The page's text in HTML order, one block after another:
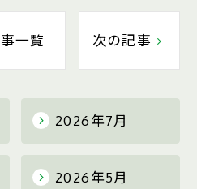
2026年7月
2026年5月
一覧 次の記事